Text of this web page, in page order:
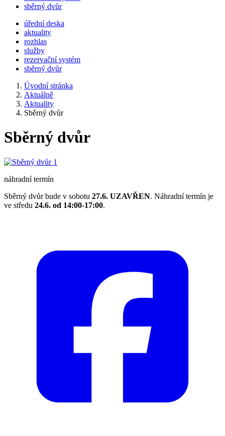
sběrný dvůr
úřední deska
aktuality
rozhlas
služby
rezervační systém
sběrný dvůr
Úvodní stránka
Aktuálně
Aktuality
Sběrný dvůr
Sběrný dvůr
náhradní termín
Sběrný dvůr bude v sobotu 27.6. UZAVŘEN. Náhradní termín je
ve středu 24.6. od 14:00-17:00.